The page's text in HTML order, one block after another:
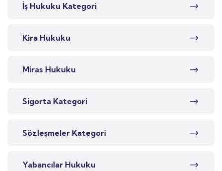
İş Hukuku Kategori
Kira Hukuku
Miras Hukuku
Sigorta Kategori
Sözleşmeler Kategori
Yabancılar Hukuku